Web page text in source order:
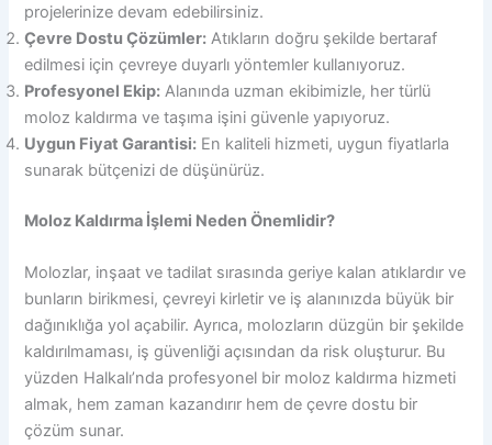
projelerinize devam edebilirsiniz.
Çevre Dostu Çözümler: Atıkların doğru şekilde bertaraf
edilmesi için çevreye duyarlı yöntemler kullanıyoruz.
Profesyonel Ekip: Alanında uzman ekibimizle, her türlü
moloz kaldırma ve taşıma işini güvenle yapıyoruz.
Uygun Fiyat Garantisi: En kaliteli hizmeti, uygun fiyatlarla
sunarak bütçenizi de düşünürüz.
Moloz Kaldırma İşlemi Neden Önemlidir?
Molozlar, inşaat ve tadilat sırasında geriye kalan atıklardır ve
bunların birikmesi, çevreyi kirletir ve iş alanınızda büyük bir
dağınıklığa yol açabilir. Ayrıca, molozların düzgün bir şekilde
kaldırılmaması, iş güvenliği açısından da risk oluşturur. Bu
yüzden Halkalı’nda profesyonel bir moloz kaldırma hizmeti
almak, hem zaman kazandırır hem de çevre dostu bir
çözüm sunar.